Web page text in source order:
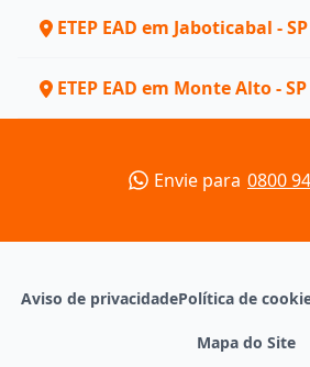
ETEP EAD em Jaboticabal - SP
ETEP EAD em Monte Alto - SP
Envie para 0800
Aviso de privacidadePolítica de
Mapa do Site